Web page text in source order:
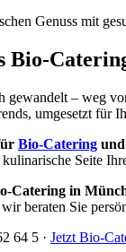
Genuss mit
Bio-
gewandelt – weg
umgesetzt für
Bio-Catering
Seite
Catering in
beraten Sie
64 5 · Jetzt Bio-